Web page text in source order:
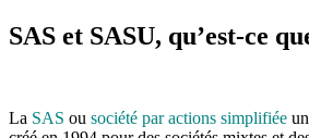
SAS et SASU, qu’est-ce
La SAS ou société par actions simplifiée